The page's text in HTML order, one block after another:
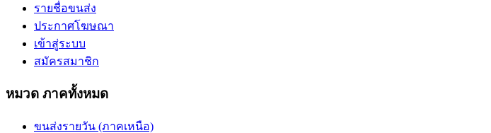
รายชื่อขนส่ง
ประกาศโฆษณา
เข้าสู่ระบบ
สมัครสมาชิก
หมวด ภาคทั้งหมด
ขนส่งรายวัน (ภาคเหนือ)